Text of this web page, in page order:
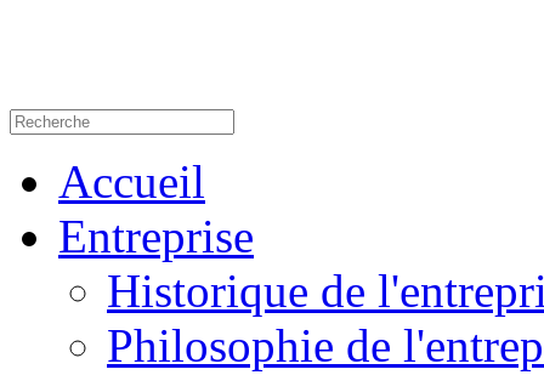
Accueil
Entreprise
Historique de
Philosophie de